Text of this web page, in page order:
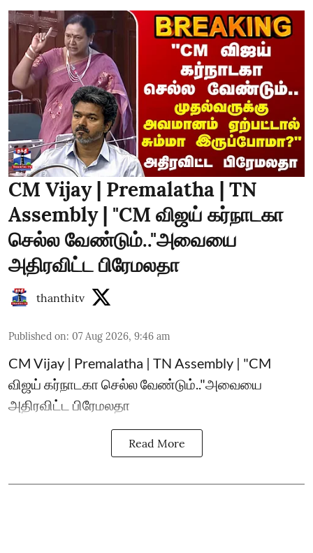
CM Vijay | Premalatha | TN
Assembly | "CM விஜய் கர்நாடகா
செல்ல வேண்டும்.."அவையை
அதிரவிட்ட பிரேமலதா
thanthitv
Published on: 07 Aug 2026, 9:46 am
CM Vijay | Premalatha | TN Assembly | "CM
விஜய் கர்நாடகா செல்ல வேண்டும்.."அவையை
அதிரவிட்ட பிரேமலதா
Read More